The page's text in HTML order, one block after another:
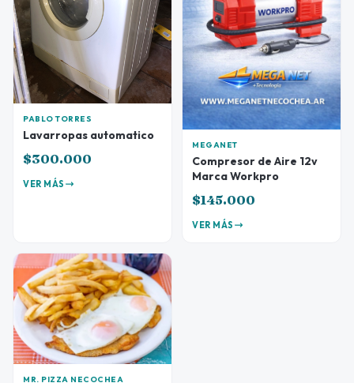
PABLO TORRES
Lavarropas automatico
$300.000
VER MÁS
MEGANET
Compresor de Aire 12v
Marca Workpro
$145.000
VER MÁS
MR. PIZZA NECOCHEA